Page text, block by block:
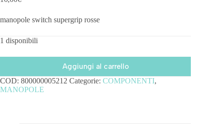
manopole switch supergrip rosse
1 disponibili
Aggiungi al carrello
COD: 800000005212 Categorie: COMPONENTI,
MANOPOLE